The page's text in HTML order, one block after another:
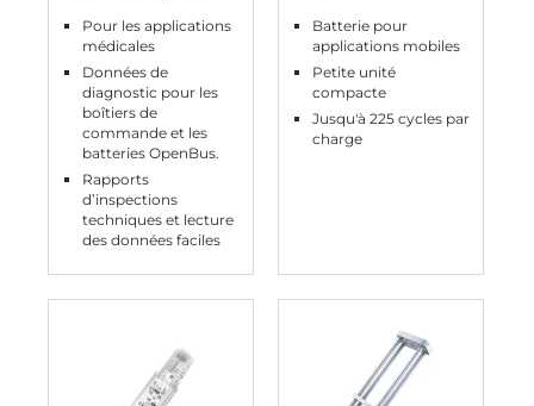
Pour les applications
médicales
Données de
diagnostic pour les
boîtiers de
commande et les
batteries OpenBus.
Rapports
d’inspections
techniques et lecture
des données faciles
Batterie pour
applications mobiles
Petite unité
compacte
Jusqu'à 225 cycles par
charge